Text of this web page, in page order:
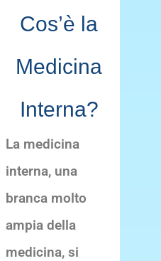
Cos’è la
Medicina
Interna?
La medicina
interna, una
branca molto
ampia della
medicina, si